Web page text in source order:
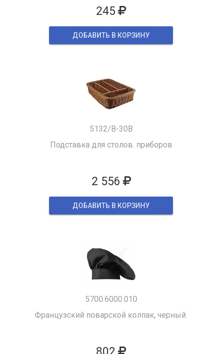
245
ДОБАВИТЬ В КОРЗИНУ
5132/B-30B
Подставка для столов. приборов
2 556
ДОБАВИТЬ В КОРЗИНУ
5700.6000.010
Французский поварской колпак, черный.